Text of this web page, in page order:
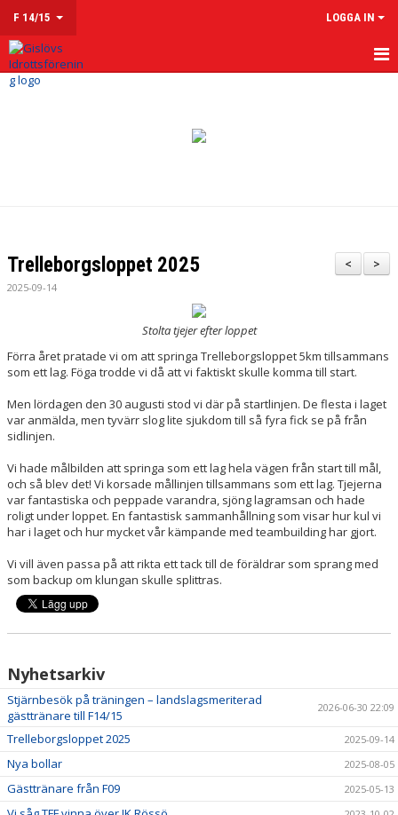
F 14/15 LOGGA IN
HEM
KONTAKT
>
<
Trelleborgsloppet 2025
2025-09-14
Stolta tjejer efter loppet
Förra året pratade vi om att springa Trelleborgsloppet 5km tillsammans
som ett lag. Föga trodde vi då att vi faktiskt skulle komma till start.
Men lördagen den 30 augusti stod vi där på startlinjen. De flesta i laget
var anmälda, men tyvärr slog lite sjukdom till så fyra fick se på från
sidlinjen.
Vi hade målbilden att springa som ett lag hela vägen från start till mål,
och så blev det! Vi korsade mållinjen tillsammans som ett lag. Tjejerna
var fantastiska och peppade varandra, sjöng lagramsan och hade
roligt under loppet. En fantastisk sammanhållning som visar hur kul vi
har i laget och hur mycket vår kämpande med teambuilding har gjort.
Vi vill även passa på att rikta ett tack till de föräldrar som sprang med
som backup om klungan skulle splittras.
Nyhetsarkiv
Stjärnbesök på träningen – landslagsmeriterad
gästtränare till F14/15
2026-06-30 22:09
Trelleborgsloppet 2025 2025-09-14
Nya bollar 2025-08-05
Gästtränare från F09 2025-05-13